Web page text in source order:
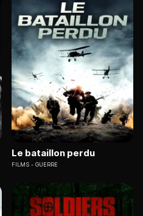
Le bataillon perdu
FILMS GUERRE